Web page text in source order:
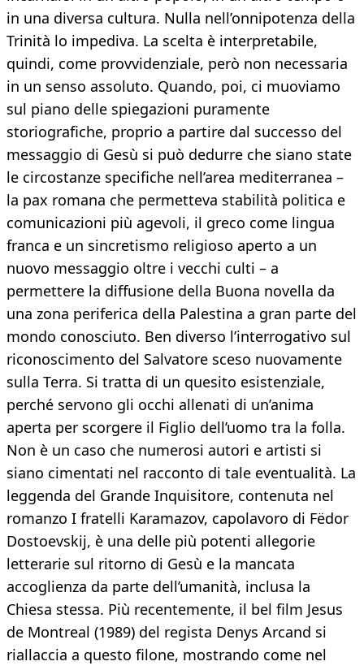
in una diversa cultura. Nulla nell’onnipotenza della
Trinità lo impediva. La scelta è interpretabile,
quindi, come provvidenziale, però non necessaria
in un senso assoluto. Quando, poi, ci muoviamo
sul piano delle spiegazioni puramente
storiografiche, proprio a partire dal successo del
messaggio di Gesù si può dedurre che siano state
le circostanze specifiche nell’area mediterranea –
la pax romana che permetteva stabilità politica e
comunicazioni più agevoli, il greco come lingua
franca e un sincretismo religioso aperto a un
nuovo messaggio oltre i vecchi culti – a
permettere la diffusione della Buona novella da
una zona periferica della Palestina a gran parte del
mondo conosciuto. Ben diverso l’interrogativo sul
riconoscimento del Salvatore sceso nuovamente
sulla Terra. Si tratta di un quesito esistenziale,
perché servono gli occhi allenati di un’anima
aperta per scorgere il Figlio dell’uomo tra la folla.
Non è un caso che numerosi autori e artisti si
siano cimentati nel racconto di tale eventualità. La
leggenda del Grande Inquisitore, contenuta nel
romanzo I fratelli Karamazov, capolavoro di Fëdor
Dostoevskij, è una delle più potenti allegorie
letterarie sul ritorno di Gesù e la mancata
accoglienza da parte dell’umanità, inclusa la
Chiesa stessa. Più recentemente, il bel film Jesus
de Montreal (1989) del regista Denys Arcand si
riallaccia a questo filone, mostrando come nel